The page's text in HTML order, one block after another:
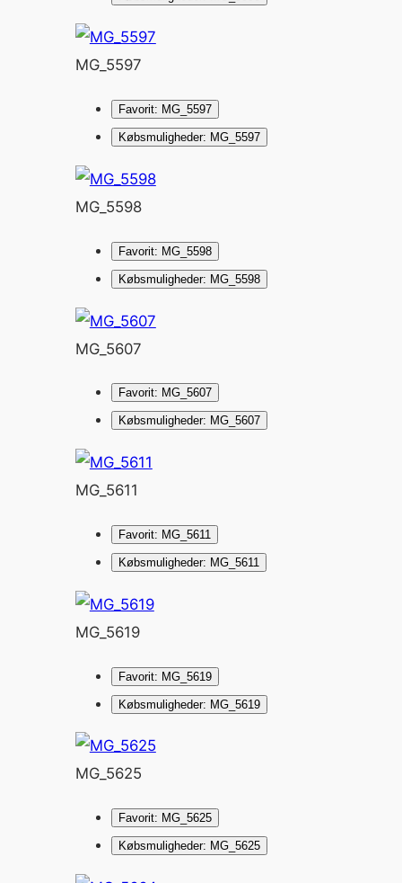
MG_5597
Favorit: MG_5597
Købsmuligheder: MG_5597
MG_5598
Favorit: MG_5598
Købsmuligheder: MG_5598
MG_5607
Favorit: MG_5607
Købsmuligheder: MG_5607
MG_5611
Favorit: MG_5611
Købsmuligheder: MG_5611
MG_5619
Favorit: MG_5619
Købsmuligheder: MG_5619
MG_5625
Favorit: MG_5625
Købsmuligheder: MG_5625